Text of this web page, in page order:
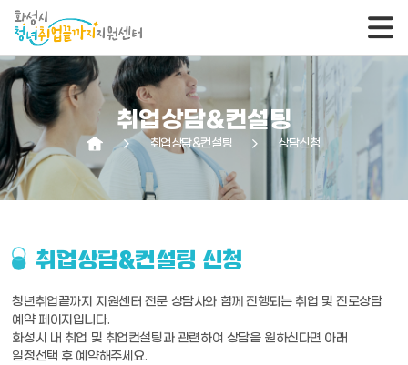
취업상담&컨설팅
arrow_forward_ios 취업상담&컨설팅 arrow_forward_ios 상담신청
취업상담&컨설팅 신청
청년취업끝까지 지원센터 전문 상담사와 함께 진행되는 취업 및 진로상담
예약 페이지입니다.
화성시 내 취업 및 취업컨설팅과 관련하여 상담을 원하신다면 아래
일정선택 후 예약해주세요.